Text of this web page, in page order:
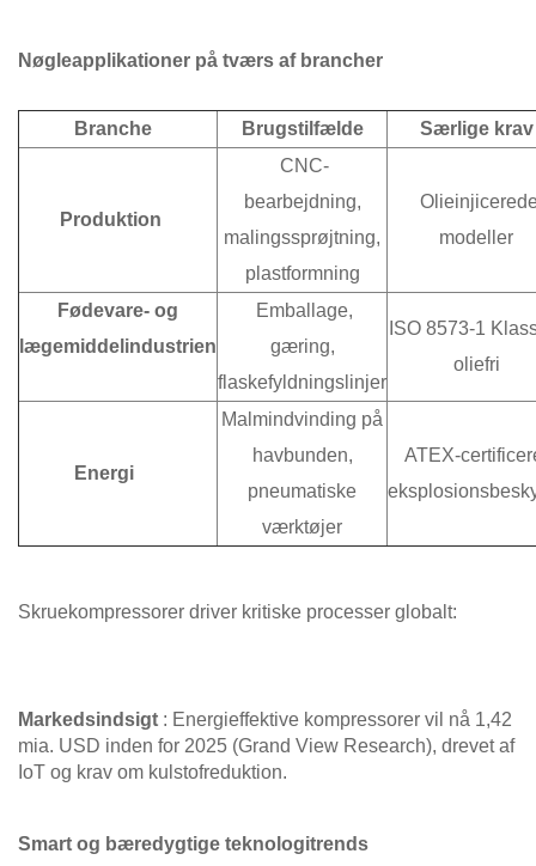
Nøgleapplikationer på tværs af brancher
Branche Brugstilfælde Særlige krav
Produktion
CNC-
bearbejdning,
malingssprøjtning,
plastformning
modeller
Fødevare- og
lægemiddelindustrien
Emballage,
gæring,
flaskefyldningslinjer
ISO 8573-1
oliefri
Energi
Malmindvinding på
havbunden,
pneumatiske
værktøjer
ATEX-
Skruekompressorer driver kritiske processer globalt:
Markedsindsigt : Energieffektive kompressorer vil nå 1,42
mia. USD inden for 2025 (Grand View Research), drevet af
IoT og krav om kulstofreduktion.
Smart og bæredygtige teknologitrends